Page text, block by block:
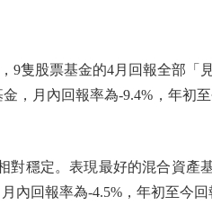
股票基金的4月回報全部「
，月內回報率為-9.4%，年初
定。表現最好的混合資產
內回報率為-4.5%，年初至今回